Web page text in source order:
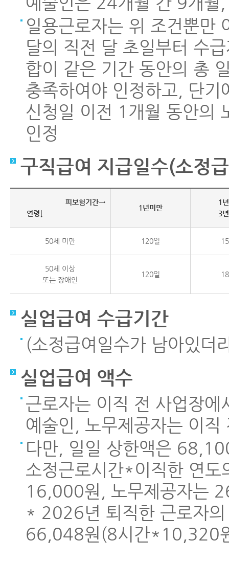
일용근로자는 위 조건뿐만
달의 직전 달 초일부터 수
합이 같은 기간 동안의 총
충족하여야 인정하고, 단
신청일 이전 1개월 동안의
인정
구직급여 지급일수(소정
연령↓
피보험기간→
1년미만
1
3
50세 미만 120일
50세 이상
또는 장애인
120일
실업급여 수급기간
(소정급여일수가 남아있더
실업급여 액수
근로자는 이직 전 사업장
예술인, 노무제공자는 이
다만, 일일 상한액은
소정근로시간*이직한 연
16,000원, 노무제공자는
* 2026년 퇴직한 근로자
66,048원(8시간*10,320